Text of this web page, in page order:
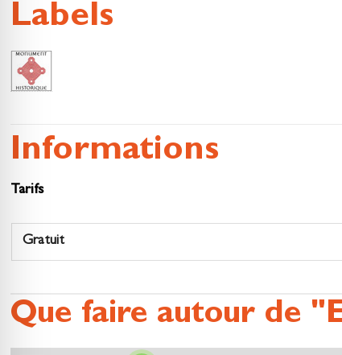
Labels
Informations
Tarifs
Gratuit
Que faire autour de